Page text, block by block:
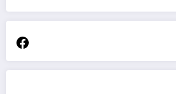
Facebook